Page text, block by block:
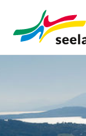
contenu